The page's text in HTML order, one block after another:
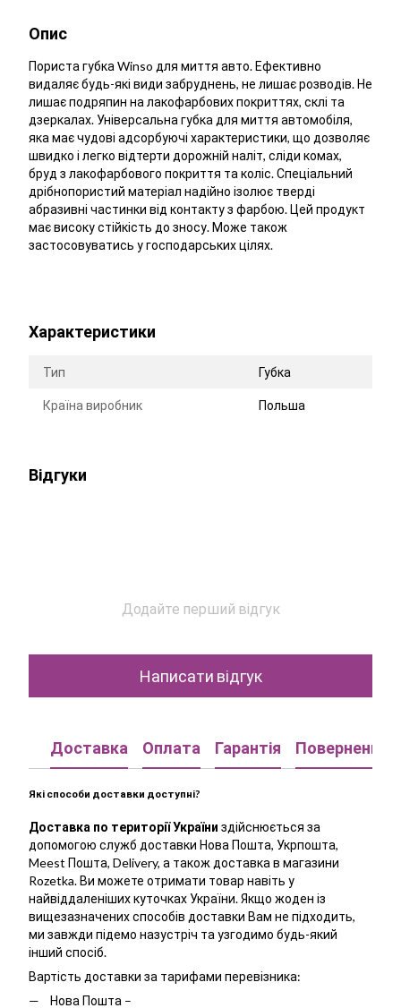
Опис
Пориста губка Winso для миття авто. Ефективно
видаляє будь-які види забруднень, не лишає розводів. Не
лишає подряпин на лакофарбових покриттях, склі та
дзеркалах. Універсальна губка для миття автомобіля,
яка має чудові адсорбуючі характеристики, що дозволяє
швидко і легко відтерти дорожній наліт, сліди комах,
бруд з лакофарбового покриття та коліс. Спеціальний
дрібнопористий матеріал надійно ізолює тверді
абразивні частинки від контакту з фарбою. Цей продукт
має високу стійкість до зносу. Може також
застосовуватись у господарських цілях.
Характеристики
Тип Губка
Країна виробник Польша
Відгуки
Додайте перший відгук
Написати відгук
Доставка Оплата Гарантія Повернення
Які способи доставки доступні?
Доставка по території України здійснюється за
допомогою служб доставки Нова Пошта, Укрпошта,
Meest Пошта, Delivery, а також доставка в магазини
Rozetka. Ви можете отримати товар навіть у
найвіддаленіших куточках України. Якщо жоден із
вищезазначених способів доставки Вам не підходить,
ми завжди підемо назустріч та узгодимо будь-який
інший спосіб.
Вартість доставки за тарифами перевізника:
Нова Пошта –